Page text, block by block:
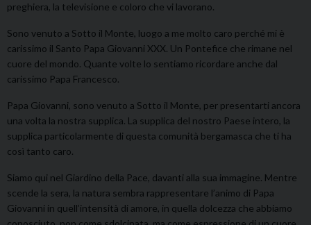
preghiera, la televisione e coloro che vi lavorano.
Sono venuto a Sotto il Monte, luogo a me molto caro perché mi è
carissimo il Santo Papa Giovanni XXX. Un Pontefice che rimane nel
cuore del mondo. Quante volte lo sentiamo ricordare anche dal
carissimo Papa Francesco.
Papa Giovanni, sono venuto a Sotto il Monte, per presentarti ancora
una volta la nostra supplica. La supplica del nostro Paese intero, la
supplica particolarmente di questa comunità bergamasca che ti ha
così tanto caro.
Siamo qui nel Giardino della Pace, davanti alla sua immagine. Mentre
scende la sera, la natura sembra rappresentare l’animo di Papa
Giovanni in quell’intensità di amore, in quella dolcezza che abbiamo